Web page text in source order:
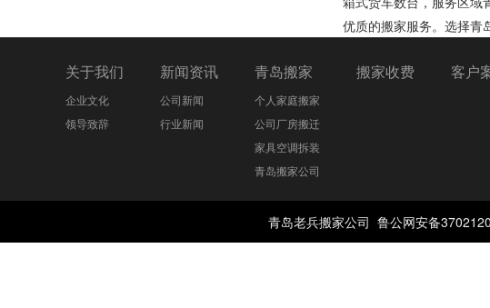
优质的搬家服务。选择青
关于我们
企业文化
领导致辞
新闻资讯
公司新闻
行业新闻
青岛搬家
个人家庭搬家
公司厂房搬迁
家具空调拆装
青岛搬家公司
搬家收费 客户
青岛老兵搬家公司 鲁公网安备